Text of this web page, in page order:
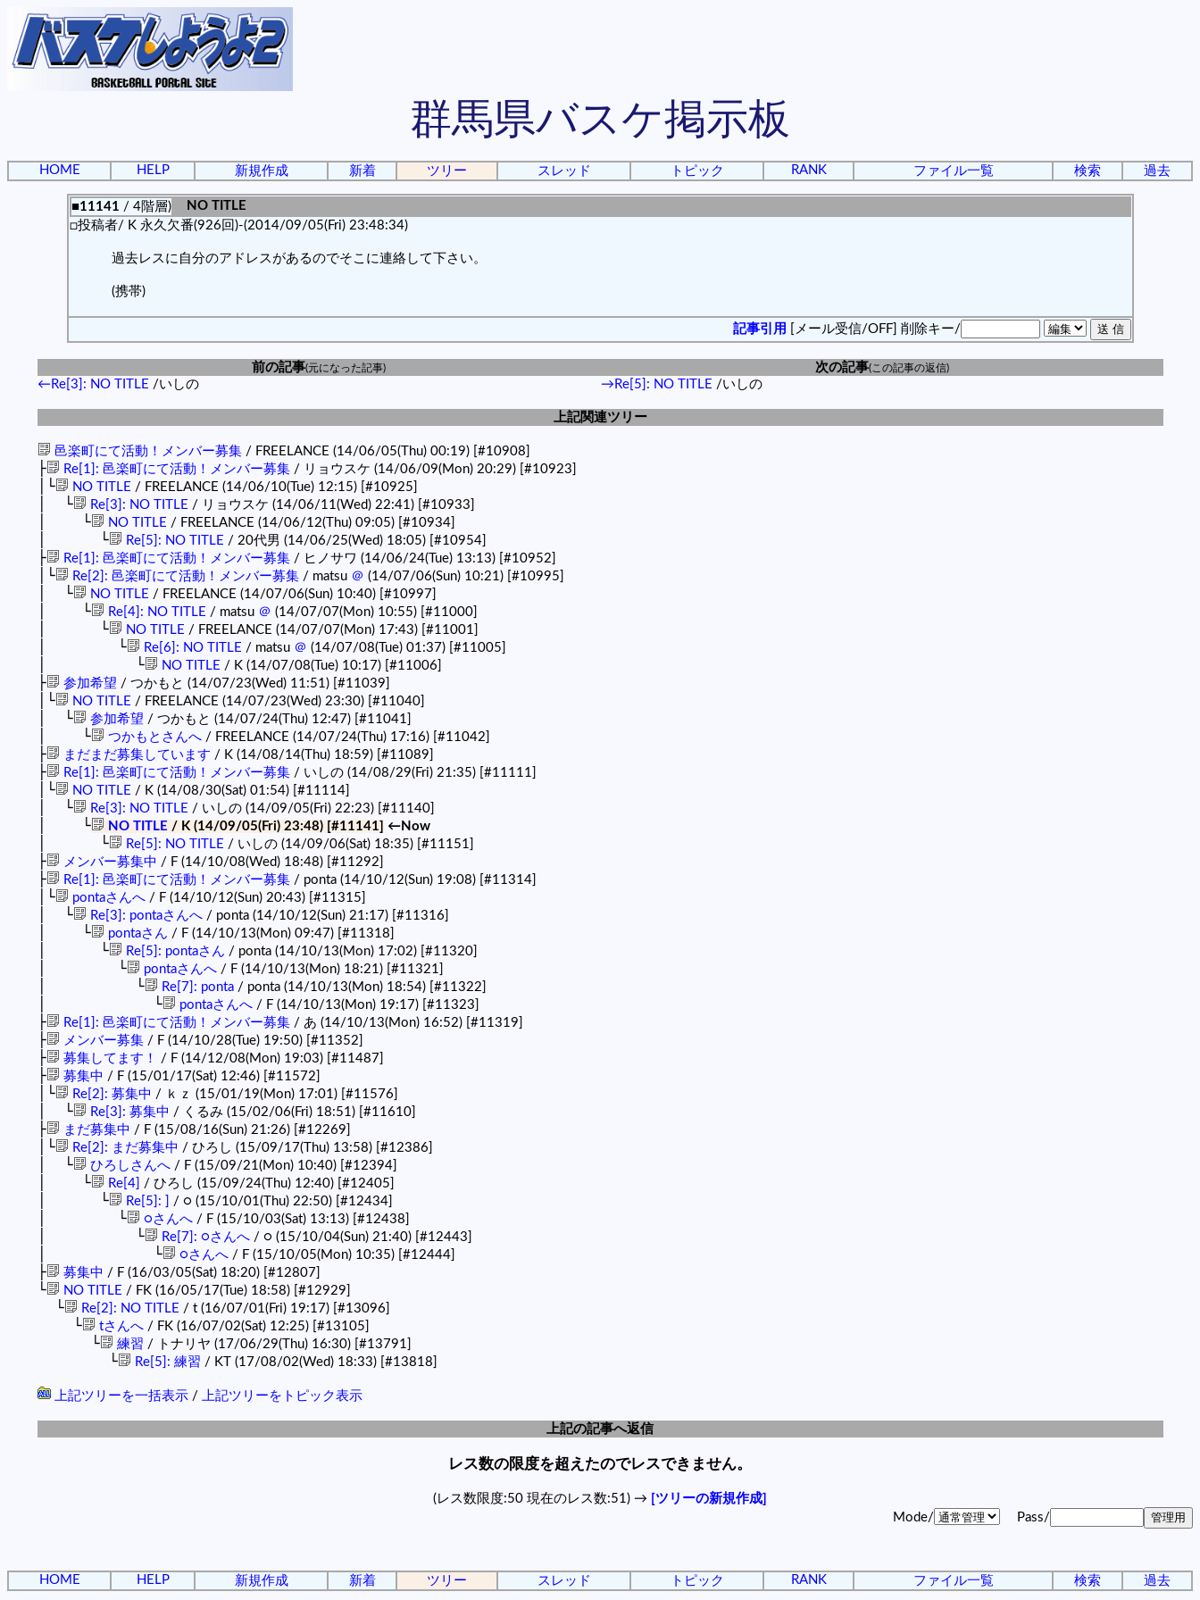
群馬県バスケ掲示板
HOME HELP 新規作成 新着 ツリー スレッド トピック RANK ファイル一覧 検索 過去
■11141 / 4階層)
NO TITLE
□投稿者/ K 永久欠番(926回)-(2014/09/05(Fri) 23:48:34)
過去レスに自分のアドレスがあるのでそこに連絡して下さい。
(携帯)
記事引用 [メール受信/OFF] 削除キー/
前の記事(元になった記事) 次の記事(この記事の返信)
←Re[3]: NO TITLE /いしの →Re[5]: NO TITLE /いしの
上記関連ツリー
邑楽町にて活動！メンバー募集/ FREELANCE (14/06/05(Thu) 00:19) [#10908]
├ Re[1]: 邑楽町にて活動！メンバー募集/ リョウスケ (14/06/09(Mon) 20:29) [#10923]
│└ NO TITLE / FREELANCE (14/06/10(Tue) 12:15) [#10925]
│ └ Re[3]: NO TITLE / リョウスケ (14/06/11(Wed) 22:41) [#10933]
│ └ NO TITLE / FREELANCE (14/06/12(Thu) 09:05) [#10934]
│ └ Re[5]: NO TITLE / 20代男 (14/06/25(Wed) 18:05) [#10954]
├ Re[1]: 邑楽町にて活動！メンバー募集/ ヒノサワ (14/06/24(Tue) 13:13) [#10952]
│└ Re[2]: 邑楽町にて活動！メンバー募集/ matsu ＠ (14/07/06(Sun) 10:21) [#10995]
│ └ NO TITLE / FREELANCE (14/07/06(Sun) 10:40) [#10997]
│ └ Re[4]: NO TITLE / matsu ＠ (14/07/07(Mon) 10:55) [#11000]
│ └ NO TITLE / FREELANCE (14/07/07(Mon) 17:43) [#11001]
│ └ Re[6]: NO TITLE / matsu ＠ (14/07/08(Tue) 01:37) [#11005]
│ └ NO TITLE / K (14/07/08(Tue) 10:17) [#11006]
├ 参加希望 / つかもと (14/07/23(Wed) 11:51) [#11039]
│└ NO TITLE / FREELANCE (14/07/23(Wed) 23:30) [#11040]
│ └ 参加希望 / つかもと (14/07/24(Thu) 12:47) [#11041]
│ └ つかもとさんへ/ FREELANCE (14/07/24(Thu) 17:16) [#11042]
├ まだまだ募集しています / K (14/08/14(Thu) 18:59) [#11089]
├ Re[1]: 邑楽町にて活動！メンバー募集/ いしの (14/08/29(Fri) 21:35) [#11111]
│└ NO TITLE / K (14/08/30(Sat) 01:54) [#11114]
│ └ Re[3]: NO TITLE / いしの (14/09/05(Fri) 22:23) [#11140]
│ └ NO TITLE / K (14/09/05(Fri) 23:48) [#11141] ←Now
│ └ Re[5]: NO TITLE / いしの (14/09/06(Sat) 18:35) [#11151]
├ メンバー募集中 / F (14/10/08(Wed) 18:48) [#11292]
├ Re[1]: 邑楽町にて活動！メンバー募集/ ponta (14/10/12(Sun) 19:08) [#11314]
│└ pontaさんへ/ F (14/10/12(Sun) 20:43) [#11315]
│ └ Re[3]: pontaさんへ/ ponta (14/10/12(Sun) 21:17) [#11316]
│ └ pontaさん / F (14/10/13(Mon) 09:47) [#11318]
│ └ Re[5]: pontaさん / ponta (14/10/13(Mon) 17:02) [#11320]
│ └ pontaさんへ/ F (14/10/13(Mon) 18:21) [#11321]
│ └ Re[7]: ponta/ ponta (14/10/13(Mon) 18:54) [#11322]
│ └ pontaさんへ/ F (14/10/13(Mon) 19:17) [#11323]
├ Re[1]: 邑楽町にて活動！メンバー募集/ あ (14/10/13(Mon) 16:52) [#11319]
├ メンバー募集/ F (14/10/28(Tue) 19:50) [#11352]
├ 募集してます！ / F (14/12/08(Mon) 19:03) [#11487]
├ 募集中 / F (15/01/17(Sat) 12:46) [#11572]
│└ Re[2]: 募集中 / ｋｚ (15/01/19(Mon) 17:01) [#11576]
│ └ Re[3]: 募集中 / くるみ (15/02/06(Fri) 18:51) [#11610]
├ まだ募集中 / F (15/08/16(Sun) 21:26) [#12269]
│└ Re[2]: まだ募集中 / ひろし (15/09/17(Thu) 13:58) [#12386]
│ └ ひろしさんへ/ F (15/09/21(Mon) 10:40) [#12394]
│ └ Re[4] / ひろし (15/09/24(Thu) 12:40) [#12405]
│ └ Re[5]: ] / ○ (15/10/01(Thu) 22:50) [#12434]
│ └ ○さんへ/ F (15/10/03(Sat) 13:13) [#12438]
│ └ Re[7]: ○さんへ/ ○ (15/10/04(Sun) 21:40) [#12443]
│ └ ○さんへ/ F (15/10/05(Mon) 10:35) [#12444]
├ 募集中 / F (16/03/05(Sat) 18:20) [#12807]
└ NO TITLE / FK (16/05/17(Tue) 18:58) [#12929]
└ Re[2]: NO TITLE / t (16/07/01(Fri) 19:17) [#13096]
└ tさんへ/ FK (16/07/02(Sat) 12:25) [#13105]
└ 練習 / トナリヤ (17/06/29(Thu) 16:30) [#13791]
└ Re[5]: 練習 / KT (17/08/02(Wed) 18:33) [#13818]
上記ツリーを一括表示/ 上記ツリーをトピック表示
上記の記事へ返信
レス数の限度を超えたのでレスできません。
(レス数限度:50 現在のレス数:51) → [ツリーの新規作成]
Mode/
Pass/
HOME HELP 新規作成 新着 ツリー スレッド トピック RANK ファイル一覧 検索 過去